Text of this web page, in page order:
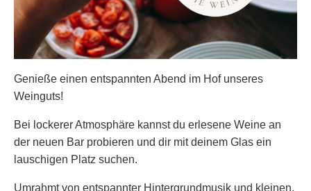
Genieße einen entspannten Abend im Hof unseres
Weinguts!
Bei lockerer Atmosphäre kannst du erlesene Weine an
der neuen Bar probieren und dir mit deinem Glas ein
lauschigen Platz suchen.
Umrahmt von entspannter Hintergrundmusik und kleinen,